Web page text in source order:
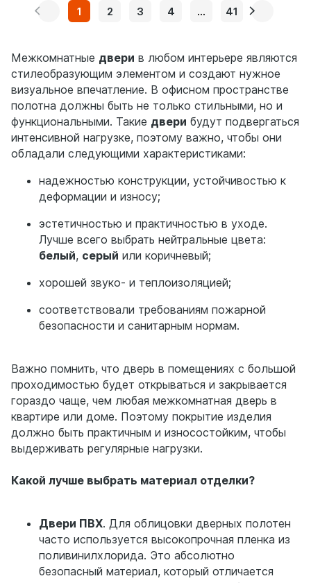
1 2 3 4 ... 41
Межкомнатные двери в любом интерьере являются
стилеобразующим элементом и создают нужное
визуальное впечатление. В офисном пространстве
полотна должны быть не только стильными, но и
функциональными. Такие двери будут подвергаться
интенсивной нагрузке, поэтому важно, чтобы они
обладали следующими характеристиками:
надежностью конструкции, устойчивостью к
деформации и износу;
эстетичностью и практичностью в уходе.
Лучше всего выбрать нейтральные цвета:
белый, серый или коричневый;
хорошей звуко- и теплоизоляцией;
соответствовали требованиям пожарной
безопасности и санитарным нормам.
Важно помнить, что дверь в помещениях с большой
проходимостью будет открываться и закрывается
гораздо чаще, чем любая межкомнатная дверь в
квартире или доме. Поэтому покрытие изделия
должно быть практичным и износостойким, чтобы
выдерживать регулярные нагрузки.
Какой лучше выбрать материал отделки?
Двери ПВХ. Для облицовки дверных полотен
часто используется высокопрочная пленка из
поливинилхлорида. Это абсолютно
безопасный материал, который отличается